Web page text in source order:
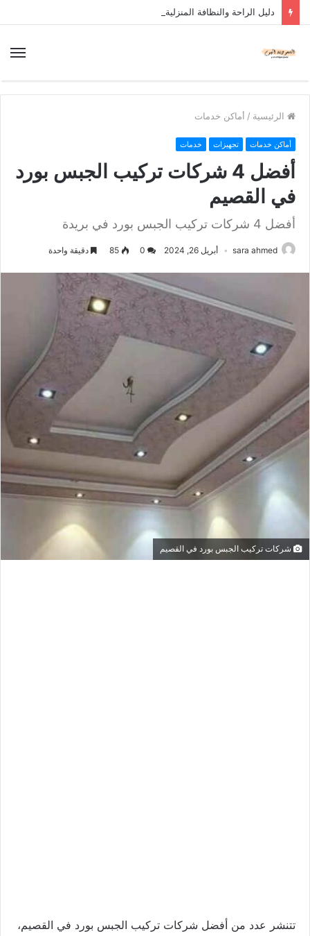
دليل الراحة والنظافة المنزلية
الرئيسية / أماكن خدمات
أماكن خدمات تجهيزات خدمات
أفضل 4 شركات تركيب الجبس بورد
في القصيم
أفضل 4 شركات تركيب الجبس بورد في بريدة
sara ahmed أبريل 26, 2024 85 دقيقة واحدة
شركات تركيب الجبس بورد في القصيم
تتنشر عدد من أفضل شركات تركيب الجبس بورد في القصيم،